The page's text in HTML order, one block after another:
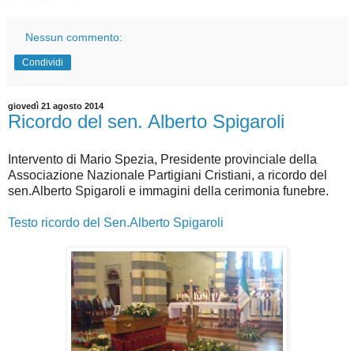
Nessun commento:
Condividi
giovedì 21 agosto 2014
Ricordo del sen. Alberto Spigaroli
Intervento di Mario Spezia, Presidente provinciale della
Associazione Nazionale Partigiani Cristiani, a ricordo del
sen.Alberto Spigaroli e immagini della cerimonia funebre.
Testo ricordo del Sen.Alberto Spigaroli